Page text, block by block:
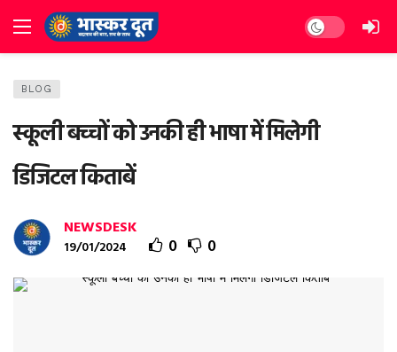
Dark mode
BLOG
स्कूली बच्चों को उनकी ही भाषा में मिलेगी
डिजिटल किताबें
NEWSDESK
19/01/2024 0 0